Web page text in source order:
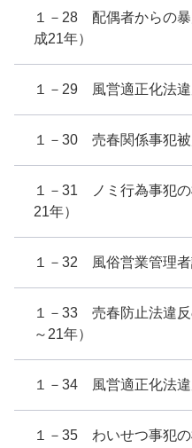
１－28 配偶者からの
成21年）
１－29 風営適正化法
１－30 売春関係事犯
１－31 ノミ行為事犯
21年）
１－32 風俗営業管理
１－33 売春防止法違
～21年）
１－34 風営適正化法
１－35 わいせつ事犯